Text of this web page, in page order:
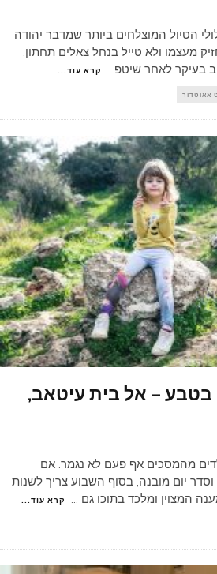
הטיול המוצלחים ביותר שמדבר יהודה
מעצמו ולא טייל בנחל צאלים תחתון,
בעיקר לאחר שיטפ... קרא עוד...
אאוטדור
בטבע – אל בית עיטאב,
מהמסכים אף פעם לא נגמר. אם
יום מובנה, בסוף השבוע צריך לשנות
המצוין ומלכד בתוכו גם
קרא עוד...